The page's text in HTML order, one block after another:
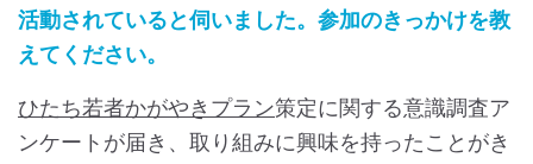
活動されていると伺いました。参加のきっかけを教
えてください。
ひたち若者かがやきプラン策定に関する意識調査ア
ンケートが届き、取り組みに興味を持ったことがき